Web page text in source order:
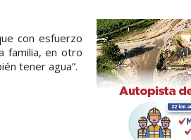
con esfuerzo
familia, en otro
tener agua”.